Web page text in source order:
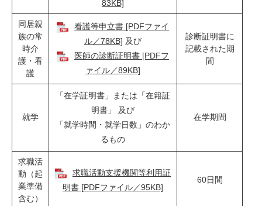
83KB]
同居親
族の常
時介
護・看
護
看護等申立書 [PDFファイ
ル／78KB] 及び
医師の診断証明書 [PDFフ
ァイル／89KB]
診断証明書に
記載された期
間
就学
「在学証明書」または「在籍証
明書」 及び
「就学時間・就学日数」のわか
るもの
在学期間
求職活
動（起
業準備
含む）
求職活動支援機関等利用証
明書 [PDFファイル／95KB]
60日間